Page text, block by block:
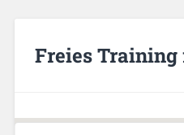
Freies